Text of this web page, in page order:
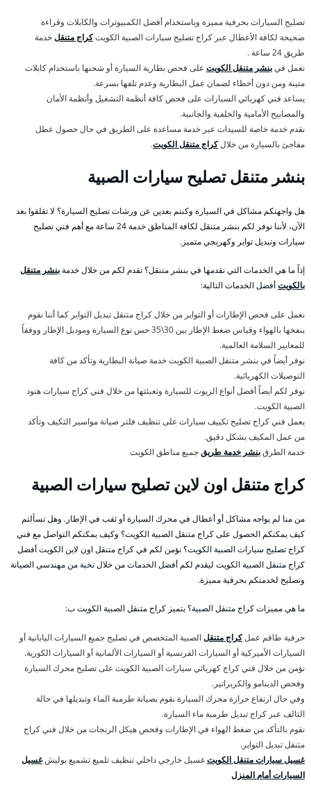
تصليح السيارات بحرفية مميزة وباستخدام أفضل الكمبيوترات والكابلات وقراءة
صحيحة لكافة الأعطال عبر كراج تصليح سيارات الصبية الكويتكراج متنقلخدمة
طريق 24 ساعة .
نعمل فيبنشر متنقل الكويت على فحص بطارية السيارة أو شحنها باستخدام كابلات
متينة ومن دون أخطاء لضمان عمل البطارية وعدم تلفها بسرعة.
يساعد فني كهربائي السيارات على فحص كافة أنظمة التشغيل وأنظمة الأمان
والمصابيح الأمامية والخلفية والجانبية.
نقدم خدمة خاصة للسيدات عبر خدمة مساعدة على الطريق في حال حصول عطل
مفاجئ بالسيارة من خلالكراج متنقل الكويت.
بنشر متنقل تصليح سيارات الصبية
هل واجهتكم مشاكل في السيارة وكنتم بعدين عن ورشات تصليح السيارة؟ لا تقلقوا بعد
الآن، لأننا نوفر لكم بنشر متنقل لكافة المناطق خدمة 24 ساعة مع أهم فني تصليح
سيارات وتبديل تواير وكهربجي متميز.
إذاً ما هي الخدمات التي نقدمها في بنشر متنقل؟ نقدم لكم من خلال خدمةبنشر متنقل
بالكويتأفضل الخدمات التالية:
نعمل على فحص الإطارات أو التواير من خلال كراج متنقل تبديل التواير كما أننا نقوم
بنفخها بالهواء وقياس ضغط الإطار بين 30\35 حس نوع السيارة وموديل الإطار ووفقاً
للمعايير السلامة العالمية.
نوفر أيضاً في بنشر متنقل الصبية الكويت خدمة صيانة البطارية وتأكد من كافة
التوصيلات الكهربائية.
نوفر لكم أيضاً أفضل أنواع الزيوت للسيارة وتعبئتها من خلال فني كراج سيارات هنود
الصبية الكويت.
يعمل فني كراج تصليح تكييف سيارات على تنظيف فلتر صيانة مواسير التكيف وتأكد
من عمل المكيف بشكل دقيق.
خدمة الطرقبنشر خدمة طريقجميع مناطق الكويت
كراج متنقل اون لاين تصليح سيارات الصبية
من منا لم يواجه مشاكل أو أعطال في محرك السيارة أو ثقب في الإطار. وهل تسألتم
كيف يمكنكم الحصول على كراج متنقل الصبية الكويت؟ وكيف يمكنكم التواصل مع فني
كراج تصليح سيارات الصبية الكويت؟ نؤمن لكم في كراج متنقل اون لاين الكويت أفضل
كراج متنقل الصبية الكويت ليقدم لكم أفضل الخدمات من خلال نخبة من مهندسي الصيانة
وتصليح لخدمتكم بحرفية مميزة.
ما هي مميزات كراج متنقل الصبية؟ يتميز كراج متنقل الصبية الكويت ب:
حرفية طاقم عملكراج متنقلالصبية المتخصص في تصليح جميع السيارات اليابانية أو
السيارات الأميركية أو السيارات الفرنسية أو السيارات الألمانية أو السيارات الكورية.
نؤمن من خلال فني كراج كهربائي سيارات الصبية الكويت على تصليح محرك السيارة
وفحص الدينامو والكربراتير.
وفي حال ارتفاع حرارة محرك السيارة نقوم بصيانة طرمبة الماء وتبديلها في حالة
التالف عبر كراج تبديل طرمبة ماء السيارة.
نقوم بالتأكد من ضغط الهواء في الإطارات وفحص هيكل الرنجات من خلال فني كراج
متنقل تبديل التواير.
غسيل سيارات متنقل الكويتغسيل خارجي داخلي تنظيف تلميع تشميع بوليشغسيل
السيارات أمام المنزل